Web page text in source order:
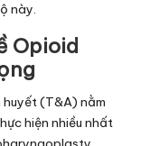
này.
Opioid
(T&A) nằm
hiện nhiều nhất